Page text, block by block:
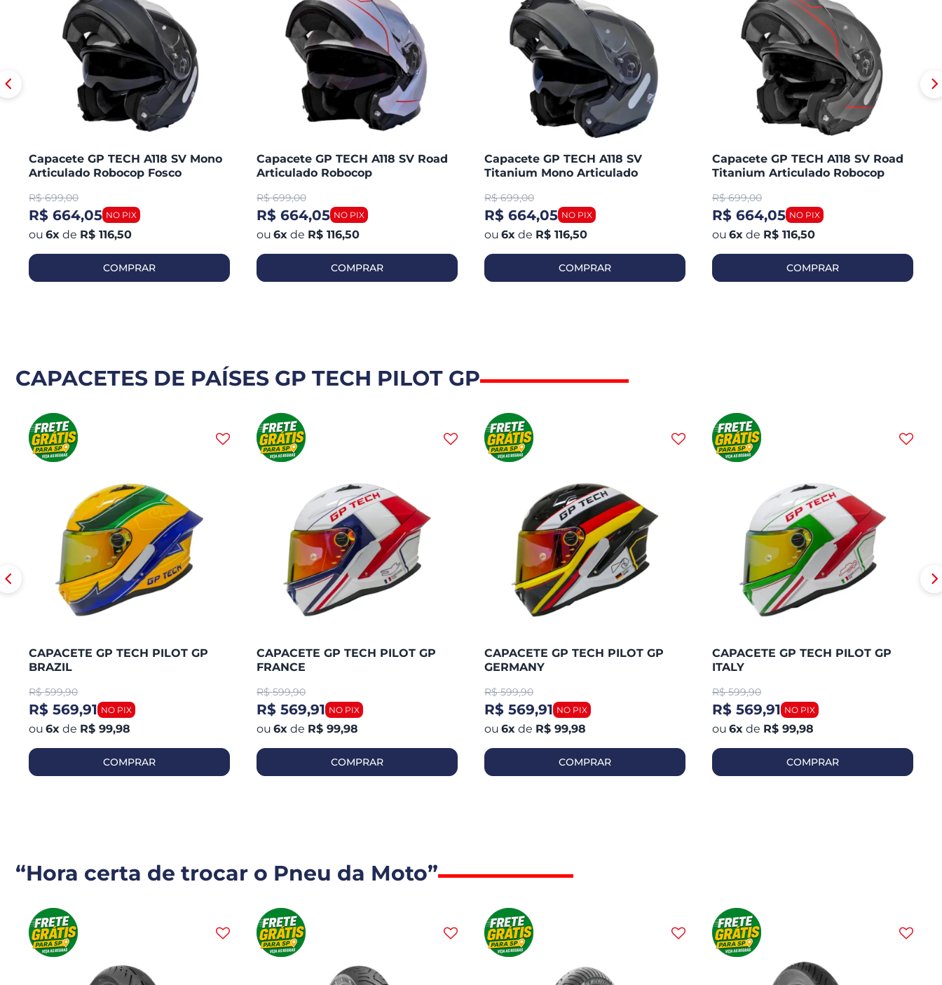
Capacete GP TECH A118 SV Mono
Articulado Robocop Fosco
R$ 699,00
R$ 664,05
6x de R$ 116,50
COMPRAR
Capacete GP TECH A118 SV Road
Articulado Robocop
R$ 699,00
R$ 664,05
6x de R$ 116,50
COMPRAR
Capacete GP TECH A118 SV
Titanium Mono Articulado
R$ 699,00
R$ 664,05
6x de R$ 116,50
COMPRAR
Capacete GP TECH A118 SV Road
Titanium Articulado Robocop
R$ 699,00
R$ 664,05
6x de R$ 116,50
COMPRAR
CAPACETES DE PAÍSES GP TECH PILOT GP
CAPACETE GP TECH PILOT GP
BRAZIL
R$ 599,90
R$ 569,91
6x de R$ 99,98
COMPRAR
CAPACETE GP TECH PILOT GP
FRANCE
R$ 599,90
R$ 569,91
6x de R$ 99,98
COMPRAR
CAPACETE GP TECH PILOT GP
GERMANY
R$ 599,90
R$ 569,91
6x de R$ 99,98
COMPRAR
CAPACETE GP TECH PILOT GP
ITALY
R$ 599,90
R$ 569,91
6x de R$ 99,98
COMPRAR
“Hora certa de trocar o Pneu da Moto”